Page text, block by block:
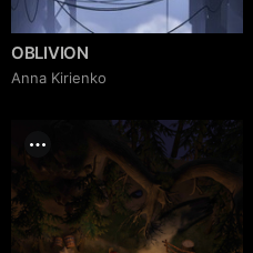
OBLIVION
Anna Kirienko